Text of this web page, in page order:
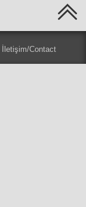
İletişim/Contact